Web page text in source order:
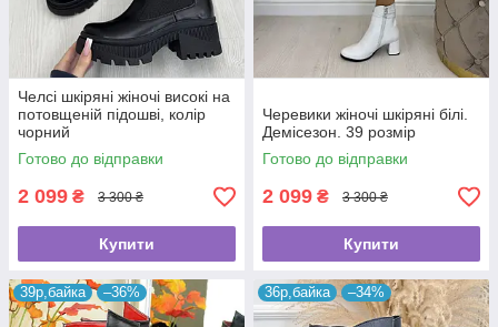
Челсі шкіряні жіночі високі на
потовщеній підошві, колір
чорний
Готово до відправки
2 099 ₴ 3 300 ₴
Купити
Черевики жіночі шкіряні білі.
Демісезон. 39 розмір
Готово до відправки
2 099 ₴ 3 300 ₴
Купити
39р,байка –36% 36р,байка –34%